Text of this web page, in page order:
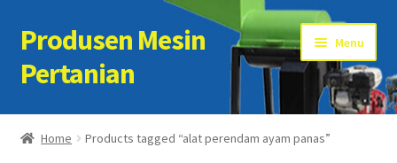
Skip
to
navigation
Skip
to
content
Produsen Mesin
Pertanian
Menu
Home
Home Products tagged “alat perendam ayam panas”